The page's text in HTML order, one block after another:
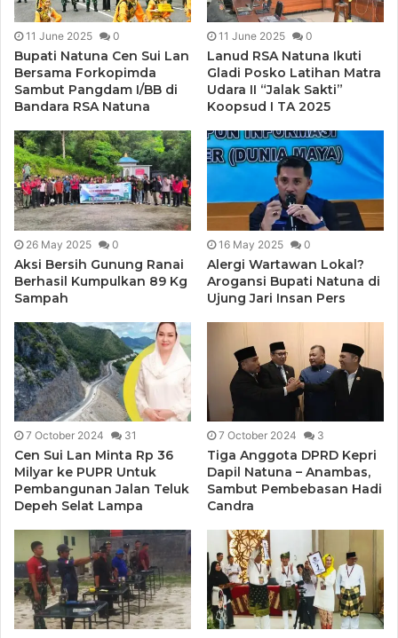
11 June 2025 0
Bupati Natuna Cen Sui Lan
Bersama Forkopimda
Sambut Pangdam I/BB di
Bandara RSA Natuna
11 June 2025 0
Lanud RSA Natuna Ikuti
Gladi Posko Latihan Matra
Udara II “Jalak Sakti”
Koopsud I TA 2025
26 May 2025 0
Aksi Bersih Gunung Ranai
Berhasil Kumpulkan 89 Kg
Sampah
16 May 2025 0
Alergi Wartawan Lokal?
Arogansi Bupati Natuna di
Ujung Jari Insan Pers
7 October 2024 31
Cen Sui Lan Minta Rp 36
Milyar ke PUPR Untuk
Pembangunan Jalan Teluk
Depeh Selat Lampa
7 October 2024 3
Tiga Anggota DPRD Kepri
Dapil Natuna – Anambas,
Sambut Pembebasan Hadi
Candra